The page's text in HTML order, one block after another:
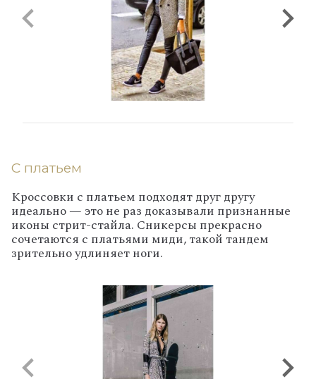
С платьем
Кроссовки с платьем подходят друг другу
идеально — это не раз доказывали признанные
иконы стрит-стайла. Сникерсы прекрасно
сочетаются с платьями миди, такой тандем
зрительно удлиняет ноги.